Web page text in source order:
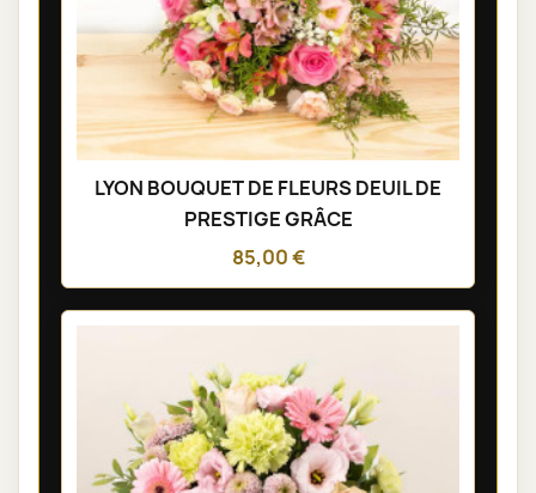
LYON BOUQUET DE FLEURS DEUIL DE
PRESTIGE GRÂCE
85,00 €